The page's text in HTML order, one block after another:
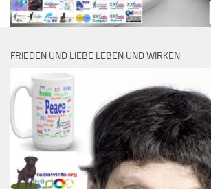
FRIEDEN UND LIEBE LEBEN UND WIRKEN